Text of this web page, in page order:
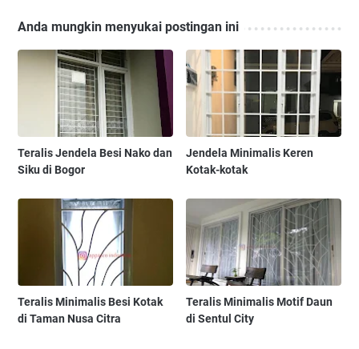
Anda mungkin menyukai postingan ini
Teralis Jendela Besi Nako dan
Siku di Bogor
Jendela Minimalis Keren
Kotak-kotak
Teralis Minimalis Besi Kotak
di Taman Nusa Citra
Teralis Minimalis Motif Daun
di Sentul City